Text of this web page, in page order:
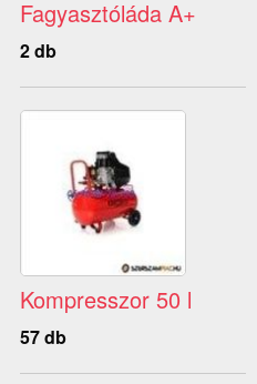
Fagyasztóláda A+
2 db
Kompresszor 50 l
57 db